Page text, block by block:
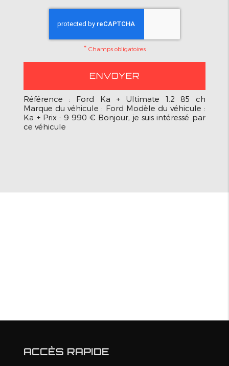
* Champs obligatoires
Référence : Ford Ka + Ultimate 1.2 85 ch
Marque du véhicule : Ford Modèle du véhicule :
Ka + Prix : 9 990 € Bonjour, je suis intéressé par
ce véhicule
ACCÈS RAPIDE